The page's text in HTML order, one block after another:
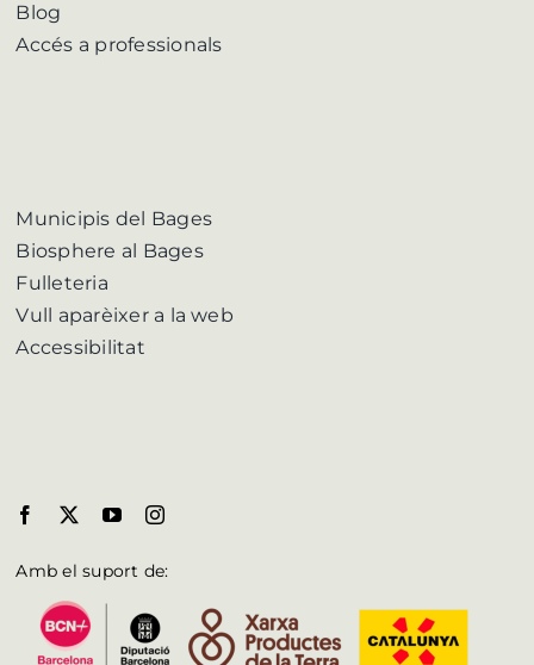
Blog
Accés a professionals
Municipis del Bages
Biosphere al Bages
Fulleteria
Vull aparèixer a la web
Accessibilitat
Amb el suport de: